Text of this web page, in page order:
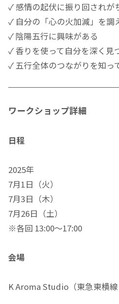
✓ 感情の起伏に振り回されが
✓ 自分の「心の火加減」を調
✓ 陰陽五行に興味がある
✓ 香りを使って自分を深く見
✓ 五行全体のつながりを知っ
ワークショップ詳細
日程
2025年
7月1日（火）
7月3日（木）
7月26日（土）
※各回 13:00～17:00
会場
K Aroma Studio（東急東横線